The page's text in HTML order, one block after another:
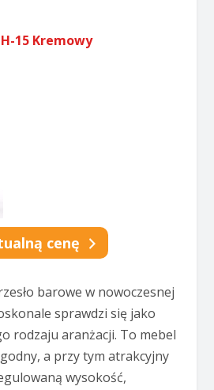
15 Kremowy
cenę
barowe w nowoczesnej
sprawdzi się jako
rodzaju aranżacji. To mebel
a przy tym atrakcyjny
wysokość,